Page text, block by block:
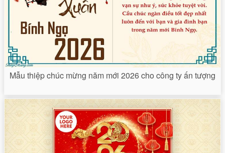
Mẫu thiệp chúc mừng năm mới 2026 cho công ty ấn tượng